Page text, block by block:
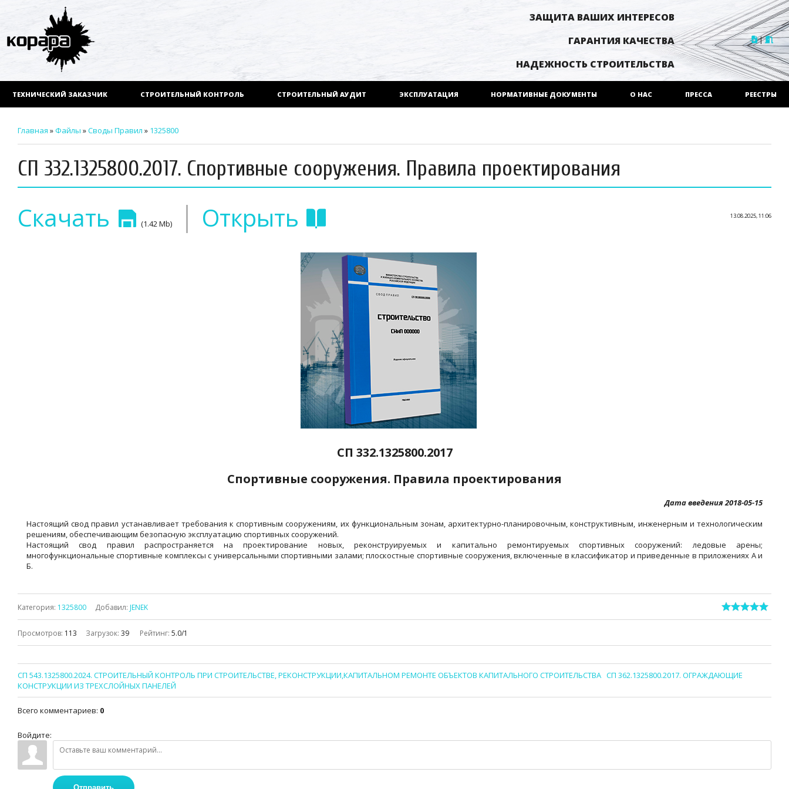
ЗАЩИТА ВАШИХ ИНТЕРЕСОВ
ГАРАНТИЯ КАЧЕСТВА
НАДЕЖНОСТЬ СТРОИТЕЛЬСТВА
|
ТЕХНИЧЕСКИЙ ЗАКАЗЧИК СТРОИТЕЛЬНЫЙ КОНТРОЛЬ СТРОИТЕЛЬНЫЙ АУДИТ ЭКСПЛУАТАЦИЯ НОРМАТИВНЫЕ ДОКУМЕНТЫ О НАС ПРЕССА РЕЕСТРЫ
Главная »Файлы »Своды Правил » 1325800
СП 332.1325800.2017. Спортивные сооружения. Правила проектирования
Скачать (1.42 Mb) | Открыть 13.08.2025, 11:06
СП 332.1325800.2017
Спортивные сооружения. Правила проектирования
Дата введения 2018-05-15
Настоящий свод правил устанавливает требования к спортивным сооружениям, их функциональным зонам, архитектурно-планировочным, конструктивным, инженерным и технологическим
решениям, обеспечивающим безопасную эксплуатацию спортивных сооружений.
Настоящий свод правил распространяется на проектирование новых, реконструируемых и капитально ремонтируемых спортивных сооружений: ледовые арены;
многофункциональные спортивные комплексы c универсальными спортивными залами; плоскостные спортивные сооружения, включенные в классификатор и приведенные в приложениях А и
Б.
Категория: 1325800 Добавил: JENEK
Просмотров: 113 Загрузок: 39 Рейтинг: 5.0/1
СП 543.1325800.2024. СТРОИТЕЛЬНЫЙ КОНТРОЛЬ ПРИ СТРОИТЕЛЬСТВЕ, РЕКОНСТРУКЦИИ,КАПИТАЛЬНОМ РЕМОНТЕ ОБЪЕКТОВ КАПИТАЛЬНОГО СТРОИТЕЛЬСТВА СП 362.1325800.2017. ОГРАЖДАЮЩИЕ
КОНСТРУКЦИИ ИЗ ТРЕХСЛОЙНЫХ ПАНЕЛЕЙ
Всего комментариев: 0
Войдите: